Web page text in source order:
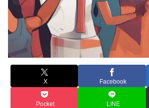
X Facebook
Pocket LINE